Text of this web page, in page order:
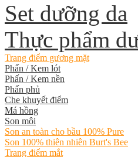
Set dưỡng da
Thực phẩm
Trang điểm gương mặt
Phấn / Kem lót
Phấn / Kem nền
Phấn phủ
Che khuyết điểm
Má hồng
Son môi
Son an toàn cho bầu 100% Pure
Son 100% thiên nhiên Burt's Bee
Trang điểm mắt